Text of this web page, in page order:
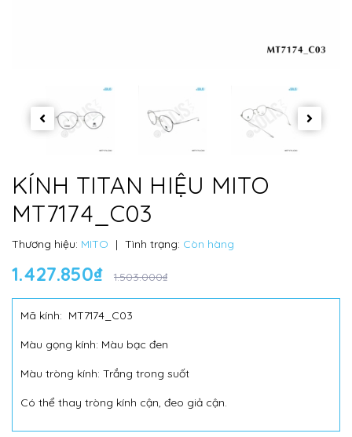
KÍNH TITAN HIỆU MITO
MT7174_C03
Thương hiệu: MITO | Tình trạng: Còn hàng
1.427.850₫ 1.503.000₫
Mã kính: MT7174_C03
Màu gọng kính: Màu bạc đen
Màu tròng kính: Trắng trong suốt
Có thể thay tròng kính cận, đeo giả cận.